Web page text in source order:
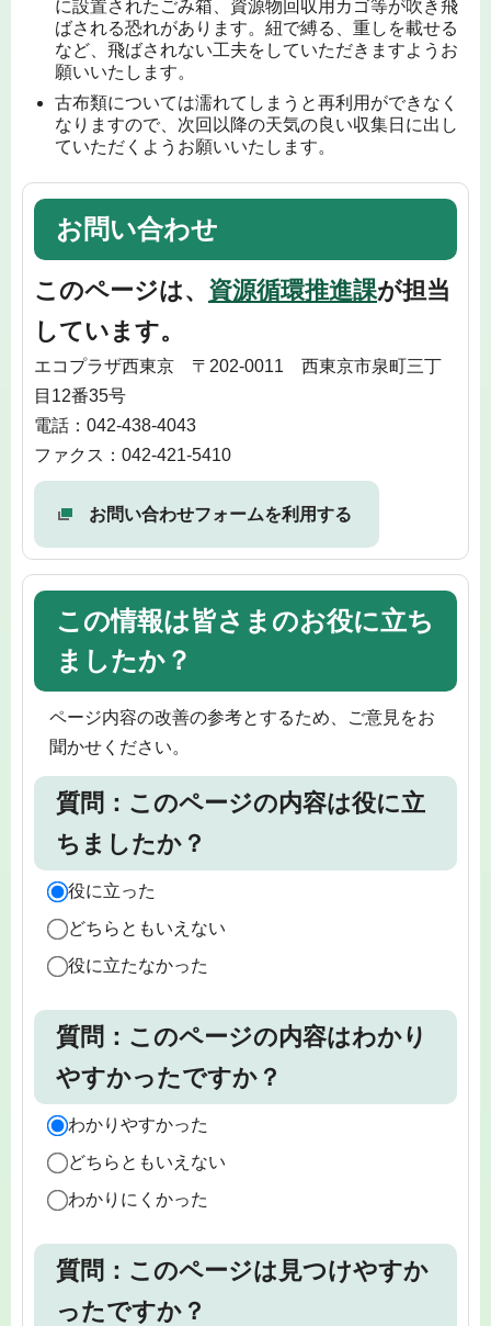
に設置されたごみ箱、資源物回収用カゴ等が吹き飛
ばされる恐れがあります。紐で縛る、重しを載せる
など、飛ばされない工夫をしていただきますようお
願いいたします。
古布類については濡れてしまうと再利用ができなく
なりますので、次回以降の天気の良い収集日に出し
ていただくようお願いいたします。
お問い合わせ
このページは、 資源循環推進課が担当
しています。
エコプラザ西東京 〒202-0011 西東京市泉町三丁
目12番35号
電話：042-438-4043
ファクス：042-421-5410
お問い合わせフォームを利用する
この情報は皆さまのお役に立ち
ましたか？
ページ内容の改善の参考とするため、ご意見をお
聞かせください。
質問：このページの内容は役に立
ちましたか？
役に立った
どちらともいえない
役に立たなかった
質問：このページの内容はわかり
やすかったですか？
わかりやすかった
どちらともいえない
わかりにくかった
質問：このページは見つけやすか
ったですか？